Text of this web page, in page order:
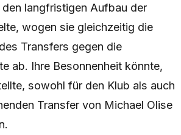
langfristigen Aufbau der
wogen sie gleichzeitig die
Transfers gegen die
ab. Ihre Besonnenheit könnte,
sowohl für den Klub als auch
Transfer von Michael Olise